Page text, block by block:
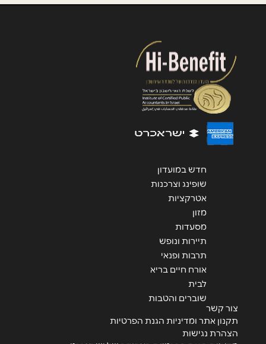
הודעה*
שליחה
חדש במועדון
שופינג וצרכנות
אטרקציות
מזון
מסעדות
תיירות ונופש
תרבות ופנאי
אורח חיים בריא
לבית
שוברים והטבות
צור קשר
תקנון אתר ומדיניות הגנת הפרטיות
הצהרת נגישות